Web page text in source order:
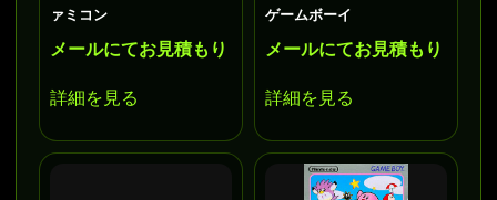
ァミコン
メールにてお見積もり
詳細を見る
ゲームボーイ
メールにてお見積もり
詳細を見る